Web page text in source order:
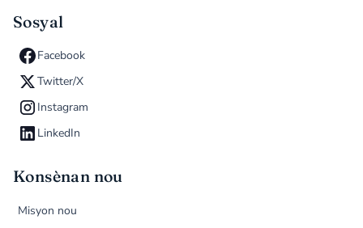
Sosyal
Facebook
Twitter/X
Instagram
LinkedIn
Konsènan nou
Misyon nou